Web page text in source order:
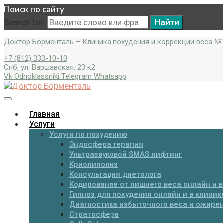
Поиск по сайту
Search for:
Доктор Борменталь – Клиника похудения и коррекции веса
+7 (812) 333-10-10
Спб, ул. Варшавская, 23 к2
Vk Odnoklassniki Telegram Whatsapp
Главная
Услуги
Услуги по похудению
Эндосфера терапия
Ультразвуковой SMAS лифтинг
Криолиполиз
Консультация диетолога
Кодирование от лишнего веса онлайн и
Гипноз для похудения онлайн и в
Диагностика избыточного веса и
Стратосфера